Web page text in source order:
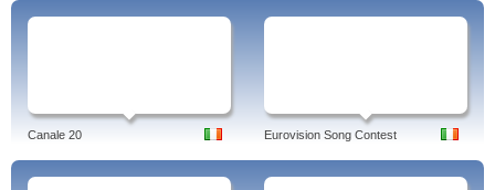
Canale 20 Eurovision Song Contest